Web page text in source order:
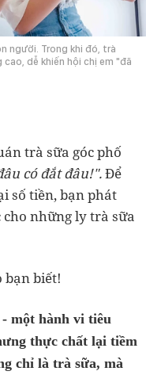
người. Trong khi đó, trà
dễ khiến hội chị em "đã
trà sữa góc phố
có đắt đâu!".Để
số tiền, bạn phát
những ly trà sữa
bạn biết!
một hành vi tiêu
thực chất lại tiềm
chỉ là trà sữa, mà